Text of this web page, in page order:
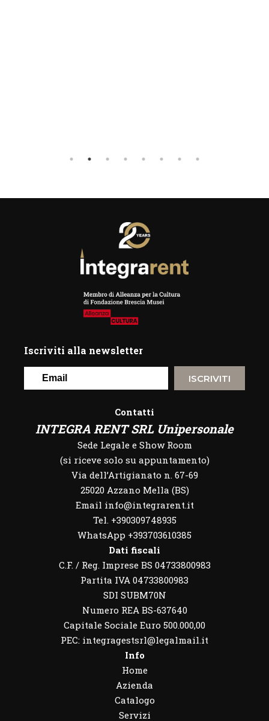
Iscriviti alla newsletter
ISCRIVITI
Contatti
INTEGRA RENT SRL Unipersonale
Sede Legale e Show Room
(si riceve solo su appuntamento)
Via dell’Artigianato n. 67-69
25020 Azzano Mella (BS)
Email info@integrarent.it
Tel. +390309748935
WhatsApp +393703610385
Dati fiscali
C.F. / Reg. Imprese BS 04733800983
Partita IVA 04733800983
SDI SUBM70N
Numero REA BS-637640
Capitale Sociale Euro 500.000,00
PEC: integragestsrl@legalmail.it
Info
Home
Azienda
Catalogo
Servizi